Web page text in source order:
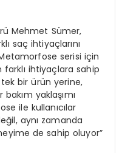
Mehmet Sümer,
saç ihtiyaçlarını
serisi için
farklı ihtiyaçlara sahip
bir ürün yerine,
yaklaşımı
ile kullanıcılar
aynı zamanda
de sahip oluyor”